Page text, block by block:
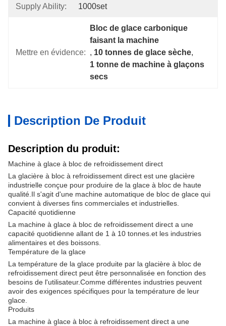
Supply Ability: 1000set
Mettre en évidence:
Bloc de glace carbonique
faisant la machine
, 10 tonnes de glace sèche,
1 tonne de machine à glaçons
secs
Description De Produit
Description du produit:
Machine à glace à bloc de refroidissement direct
La glacière à bloc à refroidissement direct est une glacière
industrielle conçue pour produire de la glace à bloc de haute
qualité.Il s'agit d'une machine automatique de bloc de glace qui
convient à diverses fins commerciales et industrielles.
Capacité quotidienne
La machine à glace à bloc de refroidissement direct a une
capacité quotidienne allant de 1 à 10 tonnes.et les industries
alimentaires et des boissons.
Température de la glace
La température de la glace produite par la glacière à bloc de
refroidissement direct peut être personnalisée en fonction des
besoins de l'utilisateur.Comme différentes industries peuvent
avoir des exigences spécifiques pour la température de leur
glace.
Produits
La machine à glace à bloc à refroidissement direct a une